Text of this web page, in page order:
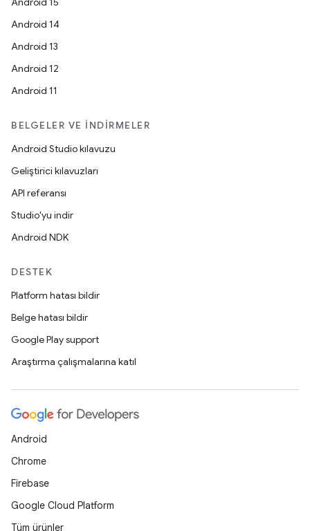
Android 14
Android 13
Android 12
Android 11
BELGELER VE İNDIRMELER
Android Studio kılavuzu
Geliştirici kılavuzları
API referansı
Studio'yu indir
Android NDK
DESTEK
Platform hatası bildir
Belge hatası bildir
Google Play support
Araştırma çalışmalarına katıl
Android
Chrome
Firebase
Google Cloud Platform
Tüm ürünler